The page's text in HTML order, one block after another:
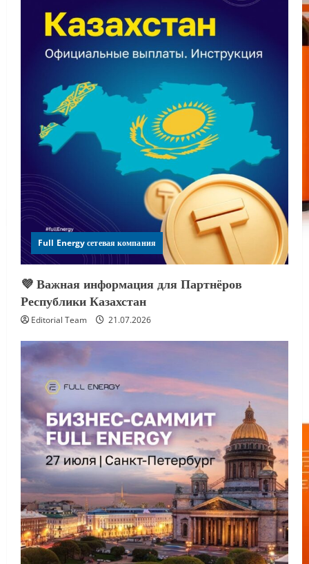
Full Energy сетевая компания
💜 Важная информация для Партнёров
Республики Казахстан
Editorial Team 21.07.2026